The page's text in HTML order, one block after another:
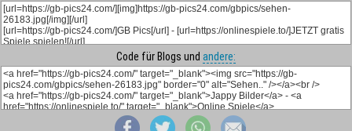
Code für Blogs und andere: